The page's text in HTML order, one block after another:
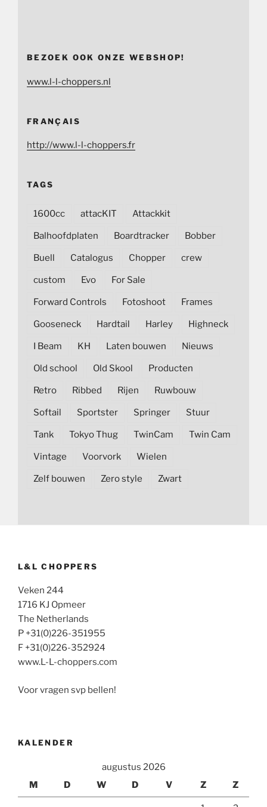
BEZOEK OOK ONZE WEBSHOP!
www.l-l-choppers.nl
FRANÇAIS
http://www.l-l-choppers.fr
TAGS
1600cc attacKIT Attackkit
Balhoofdplaten Boardtracker Bobber
Buell Catalogus Chopper crew
custom Evo For Sale
Forward Controls Fotoshoot Frames
Gooseneck Hardtail Harley Highneck
I Beam KH Laten bouwen Nieuws
Old school Old Skool Producten
Retro Ribbed Rijen Ruwbouw
Softail Sportster Springer Stuur
Tank Tokyo Thug TwinCam Twin Cam
Vintage Voorvork Wielen
Zelf bouwen Zero style Zwart
L&L CHOPPERS
Veken 244
1716 KJ Opmeer
The Netherlands
P +31(0)226-351955
F +31(0)226-352924
www.L-L-choppers.com
Voor vragen svp bellen!
KALENDER
augustus 2026
M
D W D V Z Z